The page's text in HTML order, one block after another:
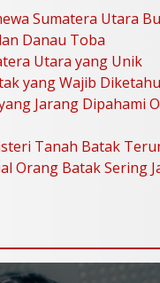
Toba
Juli 31, 2026
5 Kuliner Sumatera
yang Unik
Juni 25, 2026
Sumatera Utara
Danau Toba
Utara yang Unik
yang Wajib
Jarang Dipahami
Tanah Batak
Orang Batak Sering